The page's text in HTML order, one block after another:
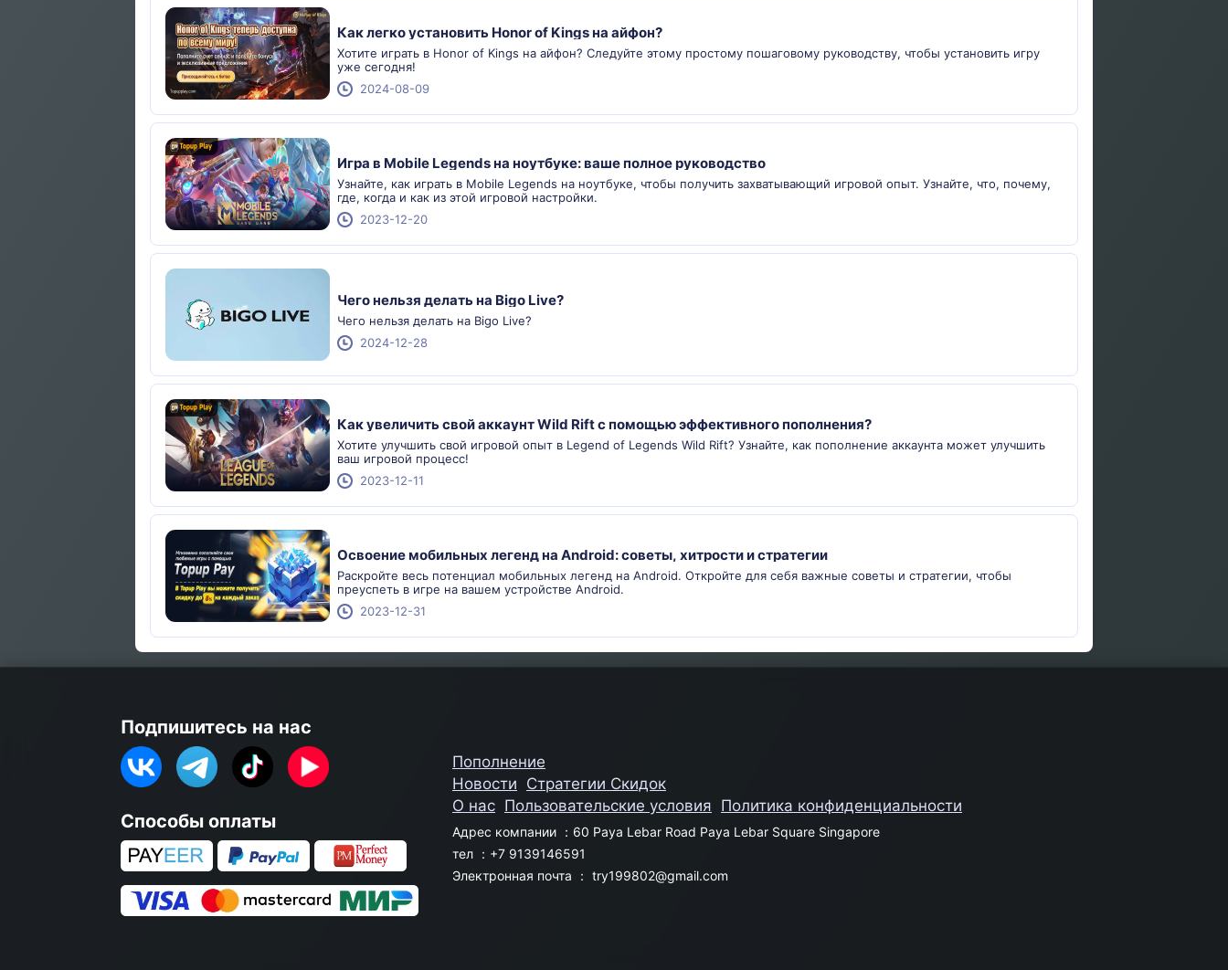
Как легко установить Honor of Kings на айфон?
Хотите играть в Honor of Kings на айфон? Следуйте этому простому пошаговому руководству, чтобы установить игру
уже сегодня!
2024-08-09
Игра в Mobile Legends на ноутбуке: ваше полное руководство
Узнайте, как играть в Mobile Legends на ноутбуке, чтобы получить захватывающий игровой опыт. Узнайте, что, почему,
где, когда и как из этой игровой настройки.
2023-12-20
Чего нельзя делать на Bigo Live?
Чего нельзя делать на Bigo Live?
2024-12-28
Как увеличить свой аккаунт Wild Rift с помощью эффективного пополнения?
Хотите улучшить свой игровой опыт в Legend of Legends Wild Rift? Узнайте, как пополнение аккаунта может улучшить
ваш игровой процесс!
2023-12-11
Освоение мобильных легенд на Android: советы, хитрости и стратегии
Раскройте весь потенциал мобильных легенд на Android. Откройте для себя важные советы и стратегии, чтобы
преуспеть в игре на вашем устройстве Android.
2023-12-31
Подпишитесь на нас
Способы оплаты
Пополнение
Новости Стратегии Скидок
О нас Пользовательские условия Политика конфиденциальности
Адрес компании ：60 Paya Lebar Road Paya Lebar Square Singapore
тел ：+7 9139146591
Электронная почта ： try199802@gmail.com